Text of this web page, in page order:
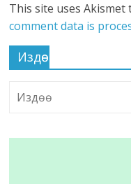
This site uses Akismet
comment data is
Издөө